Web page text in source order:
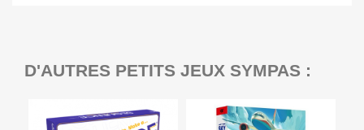
D'AUTRES PETITS JEUX SYMPAS :